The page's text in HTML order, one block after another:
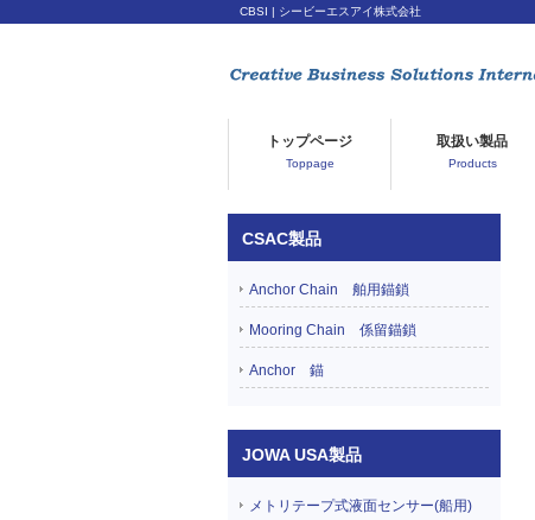
CBSI | シービーエスアイ株式会社
トップページ
Toppage
取扱い製品
Products
CSAC製品
Anchor Chain 舶用錨鎖
Mooring Chain 係留錨鎖
Anchor 錨
JOWA USA製品
メトリテープ式液面センサー(船用)